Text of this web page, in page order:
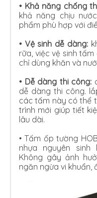
• Khả năng chống
khả năng chịu
phẩm phù hợp với
• Vệ sinh dễ dàng:
rữa, việc vệ sinh
chỉ dùng khăn và
• Dễ dàng thi công:
dễ dàng thi công.
các tấm này có thể
trình mới giúp tiết
lâu dài.
•Tấm ốp tường
nhựa nguyên sinh
Không gây ảnh
ngăn ngừa vi khuẩn,